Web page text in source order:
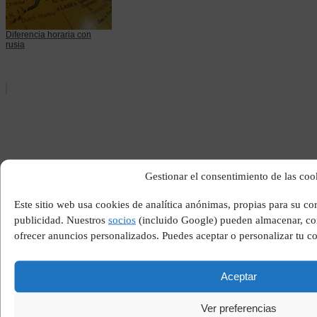
Gestionar el consentimiento de las
Este sitio web usa cookies de analítica anónimas, propias para su
publicidad. Nuestros socios (incluido Google) pueden almacenar,
ofrecer anuncios personalizados. Puedes aceptar o personalizar tu
Aceptar
Ver preferencias
Diferencia horaria con
rusia
Juegos de abrir huevos
kinder